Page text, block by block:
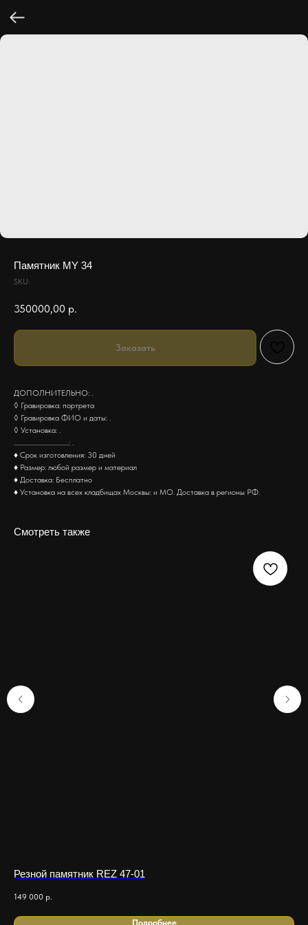
Памятник MY 34
SKU:
350000,00 р.
Заказать
ДОПОЛНИТЕЛЬНО: .
◊ Гравировка: портрета
◊ Гравировка ФИО и даты: .
◊ Установка: .
........................................: .
♦ Срок изготовления: 30 дней
♦ Размер: любой размер и материал
♦ Доставка: Бесплатно
♦ Установка на всех кладбищах Москвы: и МО. Доставка в регионы РФ.
Смотреть также
Резной памятник REZ 47-01
149 000 р.
Подробнее